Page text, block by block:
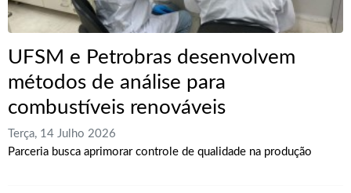
UFSM e Petrobras desenvolvem
métodos de análise para
combustíveis renováveis
Terça, 14 Julho 2026
Parceria busca aprimorar controle de qualidade na produção